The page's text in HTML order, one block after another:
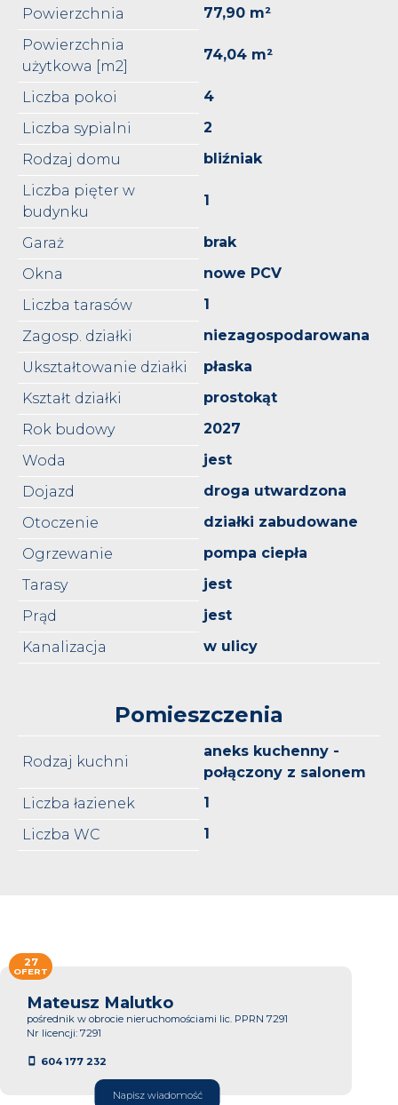
Powierzchnia
77,90 m²
Powierzchnia
użytkowa [m2]
74,04 m²
Liczba pokoi
4
Liczba sypialni
2
Rodzaj domu
bliźniak
Liczba pięter w
budynku
1
Garaż
brak
Okna
nowe PCV
Liczba tarasów
1
Zagosp. działki
niezagospodarowana
Ukształtowanie działki
płaska
Kształt działki
prostokąt
Rok budowy
2027
Woda
jest
Dojazd
droga utwardzona
Otoczenie
działki zabudowane
Ogrzewanie
pompa ciepła
Tarasy
jest
Prąd
jest
Kanalizacja
w ulicy
Pomieszczenia
Rodzaj kuchni
aneks kuchenny -
połączony z salonem
Liczba łazienek
1
Liczba WC
1
Mateusz Malutko
pośrednik w obrocie nieruchomościami lic. PPRN 7291
Nr licencji: 7291
604 177 232
Napisz wiadomość
27
OFERT